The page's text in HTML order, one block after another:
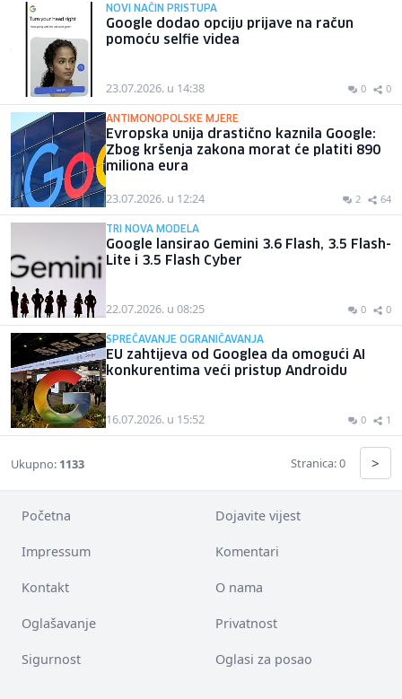
NOVI NAČIN PRISTUPA
Google dodao opciju prijave na račun
pomoću selfie videa
23.07.2026. u 14:38 0 0
ANTIMONOPOLSKE MJERE
Evropska unija drastično kaznila Google:
Zbog kršenja zakona morat će platiti 890
miliona eura
23.07.2026. u 12:24 2 64
TRI NOVA MODELA
Google lansirao Gemini 3.6 Flash, 3.5 Flash-
Lite i 3.5 Flash Cyber
22.07.2026. u 08:25 0 0
SPREČAVANJE OGRANIČAVANJA
EU zahtijeva od Googlea da omogući AI
konkurentima veći pristup Androidu
16.07.2026. u 15:52 0 1
Ukupno: 1133 Stranica: 0 >
Početna Dojavite vijest
Impressum Komentari
Kontakt O nama
Oglašavanje Privatnost
Sigurnost Oglasi za posao